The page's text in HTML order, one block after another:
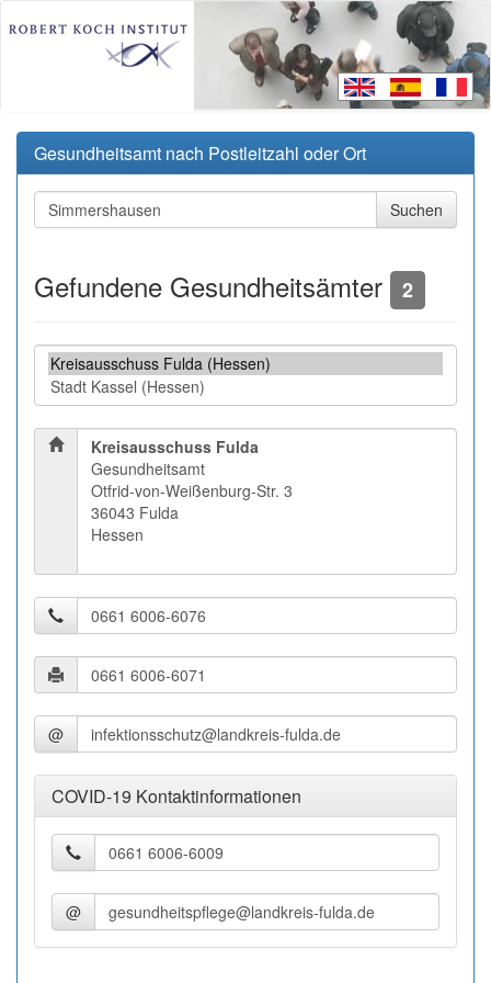
Gesundheitsamt nach Postleitzahl oder Ort
Gefundene Gesundheitsämter 2
Kreisausschuss Fulda
Gesundheitsamt
Otfrid-von-Weißenburg-Str. 3
36043 Fulda
Hessen
@
COVID-19 Kontaktinformationen
@